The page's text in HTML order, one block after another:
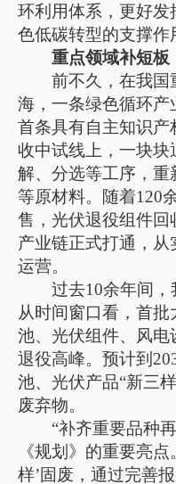
环利用体系，更好
色低碳转型的支撑作
重点领域补短板
前不久，在我国
海，一条绿色循环
首条具有自主知识产
收中试线上，一块
解、分选等工序，
等原材料。随着120
售，光伏退役组件
产业链正式打通，
运营。
过去10余年间，
从时间窗口看，首
池、光伏组件、风电
退役高峰。预计到
池、光伏产品“新三
废弃物。
“补齐重要品种
《规划》的重要亮
样’固废，通过完善